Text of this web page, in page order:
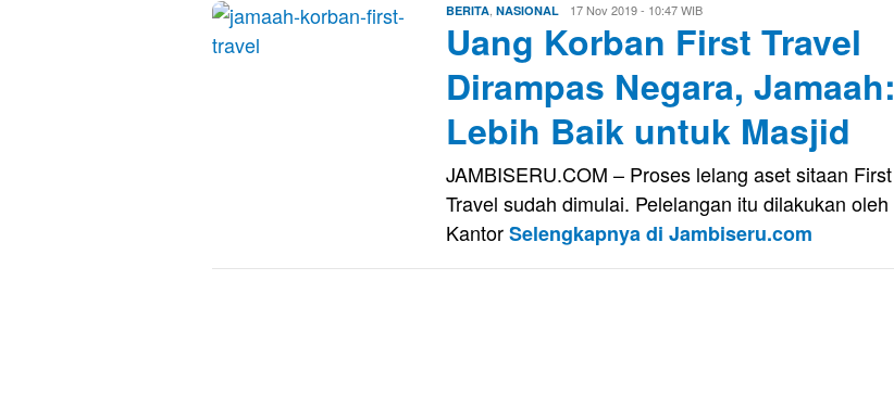
BERITA NASIONAL Eri
Saputra
17 Nov 2019 - 10:47 WIB
Uang Korban First Travel
Dirampas Negara, Jamaah:
Lebih Baik untuk Masjid
JAMBISERU.COM – Proses lelang aset sitaan First
Travel sudah dimulai. Pelelangan itu dilakukan oleh
KantorSelengkapnya di Jambiseru.com